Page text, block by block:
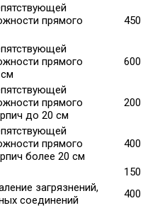
прямого
450
прямого
600
прямого
до 20 см
200
прямого
более 20 см
400
150
загрязнений,
соединений
400